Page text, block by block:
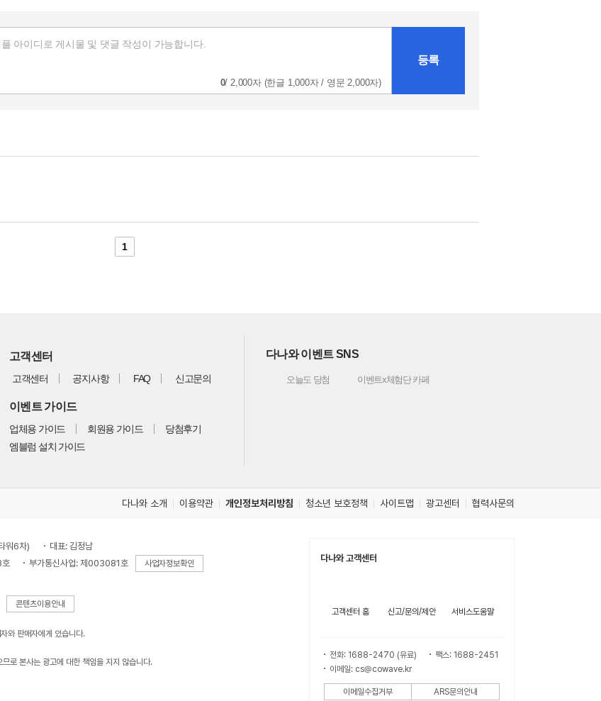
0/ 2,000자 (한글 1,000자 / 영문 2,000자)
등록
1
고객센터
고객센터 공지사항 FAQ 신고문의
이벤트 가이드
업체용 가이드 회원용 가이드
당첨후기
엠블럼 설치 가이드
다나와 이벤트 SNS
오늘도 당첨 이벤트x체험단 카페
다나와 소개 이용약관 개인정보처리방침 청소년 보호정책 사이트맵 광고센터 협력사문의
워6차)
대표: 김정남
부가통신사업: 제003081호 사업자정보확인
콘텐츠이용안내
와 판매자에게 있습니다.
로 본사는 광고에 대한 책임을 지지 않습니다.
다나와 고객센터
고객센터 홈 신고/문의/제안 서비스도움말
전화: 1688-2470 (유료)
팩스: 1688-2451
이메일: cs@cowave.kr
이메일수집거부 ARS문의안내